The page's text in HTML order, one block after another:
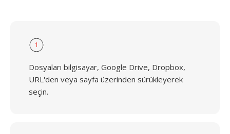
1
Dosyaları bilgisayar, Google Drive, Dropbox,
URL'den veya sayfa üzerinden sürükleyerek
seçin.